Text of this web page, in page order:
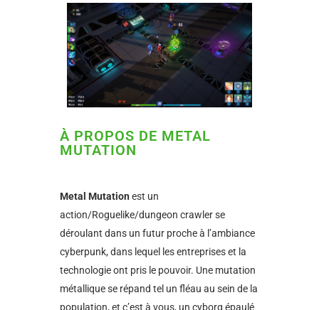
À PROPOS DE METAL
MUTATION
Metal Mutation est un
action/Roguelike/dungeon crawler se
déroulant dans un futur proche à l’ambiance
cyberpunk, dans lequel les entreprises et la
technologie ont pris le pouvoir. Une mutation
métallique se répand tel un fléau au sein de la
population, et c’est à vous, un cyborg épaulé